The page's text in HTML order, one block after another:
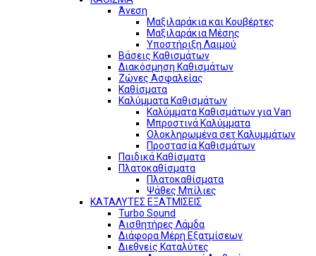
Άνεση
Μαξιλαράκια και Κουβέρτες
Μαξιλαράκια Μέσης
Υποστήριξη Λαιμού
Βάσεις Καθισμάτων
Διακόσμηση Καθισμάτων
Ζώνες Ασφαλείας
Καθίσματα
Καλύμματα Καθισμάτων
Καλύμματα Καθισμάτων για Van
Μπροστινά Καλύμματα
Ολοκληρωμένα σετ Καλυμμάτων
Προστασία Καθισμάτων
Παιδικά Καθίσματα
Πλατοκαθίσματα
Πλατοκαθίσματα
Ψάθες Μπίλιες
ΚΑΤΑΛΥΤΕΣ ΕΞΑΤΜΙΣΕΙΣ
Turbo Sound
Αισθητήρες Λάμδα
Διάφορα Μέρη Εξατμίσεων
Διεθνείς Καταλύτες